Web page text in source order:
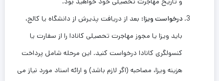
درخواست ویزا: بعد از دریافت پذیرش از دانشگاه یا کالج،
باید ویزا یا مجوز مهاجرت تحصیلی کانادا را از سفارت یا
کنسولگری کانادا درخواست کنید. این مرحله شامل پرداخت
هزینه ویزا، مصاحبه (اگر لازم باشد) و ارائه اسناد مورد نیاز می